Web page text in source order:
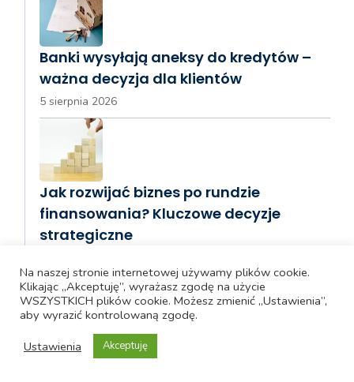
Banki wysyłają aneksy do kredytów –
ważna decyzja dla klientów
5 sierpnia 2026
Jak rozwijać biznes po rundzie
finansowania? Kluczowe decyzje
strategiczne
Alior Bank oferuje 6% na koncie
Na naszej stronie internetowej używamy plików cookie.
Klikając „Akceptuję”, wyrażasz zgodę na użycie
WSZYSTKICH plików cookie. Możesz zmienić „Ustawienia”,
aby wyrazić kontrolowaną zgodę.
Ustawienia
Akceptuję